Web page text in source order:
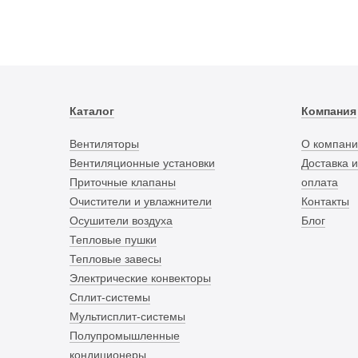
Каталог
Вентиляторы
Вентиляционные установки
Приточные клапаны
Очистители и увлажнители
Осушители воздуха
Тепловые пушки
Тепловые завесы
Электрические конвекторы
Сплит-системы
Мультисплит-системы
Полупромышленные
кондиционеры
Компания
О
Доставка и
оплата
Контакты
Блог